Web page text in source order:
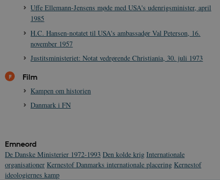
Uffe Ellemann-Jensens møde med USA's udenrigsminister, april
1985
H.C. Hansen-notatet til USA's ambassadør Val Peterson, 16.
november 1957
Justitsministeriet: Notat vedrørende Christiania, 30. juli 1973
Film
Kampen om historien
Danmark i FN
Emneord
De Danske Ministerier 1972-1993 Den kolde krig Internationale
organisationer Kernestof Danmarks internationale placering Kernestof
ideologiernes kamp